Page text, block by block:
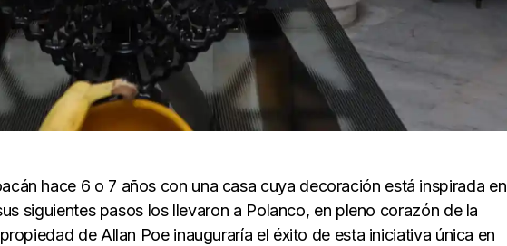
hace 6 o 7 años con una casa cuya decoración está inspirada en
siguientes pasos los llevaron a Polanco, en pleno corazón de la
de Allan Poe inauguraría el éxito de esta iniciativa única en